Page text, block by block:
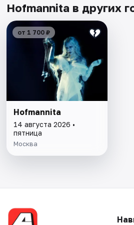
Hofmannita в других
от 1 700 ₽
Hofmannita
14 августа 2026 •
пятница
Москва